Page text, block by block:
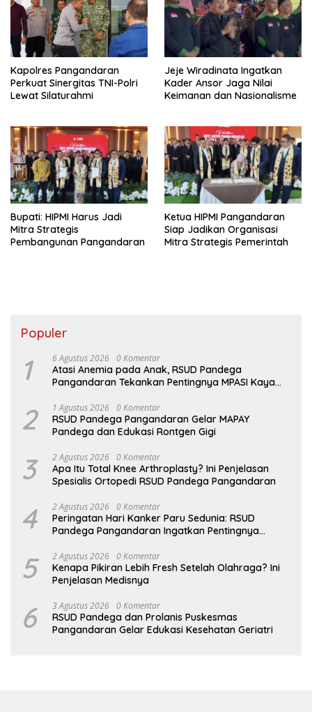
Kapolres Pangandaran
Perkuat Sinergitas TNI-Polri
Lewat Silaturahmi
Jeje Wiradinata Ingatkan
Kader Ansor Jaga Nilai
Keimanan dan Nasionalisme
Bupati: HIPMI Harus Jadi
Mitra Strategis
Pembangunan Pangandaran
Ketua HIPMI Pangandaran
Siap Jadikan Organisasi
Mitra Strategis Pemerintah
Populer
1 6 Agustus 2026 0 Komentar
Atasi Anemia pada Anak, RSUD Pandega
Pangandaran Tekankan Pentingnya MPASI Kaya
2 1 Agustus 2026 0 Komentar
RSUD Pandega Pangandaran Gelar MAPAY
Pandega dan Edukasi Rontgen Gigi
3 2 Agustus 2026 0 Komentar
Apa Itu Total Knee Arthroplasty? Ini Penjelasan
Spesialis Ortopedi RSUD Pandega Pangandaran
4 2 Agustus 2026 0 Komentar
Peringatan Hari Kanker Paru Sedunia: RSUD
Pandega Pangandaran Ingatkan Pentingnya
5 2 Agustus 2026 0 Komentar
Kenapa Pikiran Lebih Fresh Setelah Olahraga? Ini
Penjelasan Medisnya
6 3 Agustus 2026 0 Komentar
RSUD Pandega dan Prolanis Puskesmas
Pangandaran Gelar Edukasi Kesehatan Geriatri